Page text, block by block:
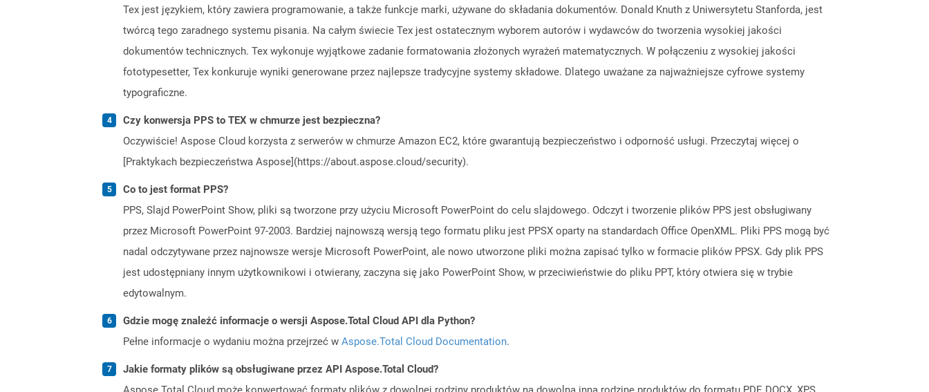
Tex jest językiem, który zawiera programowanie, a także funkcje marki, używane do składania dokumentów. Donald Knuth z Uniwersytetu Stanforda, jest
twórcą tego zaradnego systemu pisania. Na całym świecie Tex jest ostatecznym wyborem autorów i wydawców do tworzenia wysokiej jakości
dokumentów technicznych. Tex wykonuje wyjątkowe zadanie formatowania złożonych wyrażeń matematycznych. W połączeniu z wysokiej jakości
fototypesetter, Tex konkuruje wyniki generowane przez najlepsze tradycyjne systemy składowe. Dlatego uważane za najważniejsze cyfrowe systemy
typograficzne.
Czy konwersja PPS to TEX w chmurze jest bezpieczna?
Oczywiście! Aspose Cloud korzysta z serwerów w chmurze Amazon EC2, które gwarantują bezpieczeństwo i odporność usługi. Przeczytaj więcej o
[Praktykach bezpieczeństwa Aspose](https://about.aspose.cloud/security).
Co to jest format PPS?
PPS, Slajd PowerPoint Show, pliki są tworzone przy użyciu Microsoft PowerPoint do celu slajdowego. Odczyt i tworzenie plików PPS jest obsługiwany
przez Microsoft PowerPoint 97-2003. Bardziej najnowszą wersją tego formatu pliku jest PPSX oparty na standardach Office OpenXML. Pliki PPS mogą być
nadal odczytywane przez najnowsze wersje Microsoft PowerPoint, ale nowo utworzone pliki można zapisać tylko w formacie plików PPSX. Gdy plik PPS
jest udostępniany innym użytkownikowi i otwierany, zaczyna się jako PowerPoint Show, w przeciwieństwie do pliku PPT, który otwiera się w trybie
edytowalnym.
Gdzie mogę znaleźć informacje o wersji Aspose.Total Cloud API dla Python?
Pełne informacje o wydaniu można przejrzeć w Aspose.Total Cloud Documentation.
Jakie formaty plików są obsługiwane przez API Aspose.Total Cloud?